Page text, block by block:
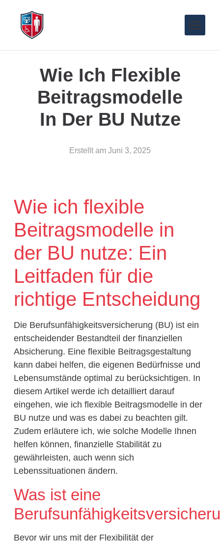
Wie Ich Flexible
Beitragsmodelle
In Der BU Nutze
Erstellt am Juni 3, 2025
Wie ich flexible
Beitragsmodelle in
der BU nutze: Ein
Leitfaden für die
richtige Entscheidung
Die Berufsunfähigkeitsversicherung (BU) ist ein
entscheidender Bestandteil der finanziellen
Absicherung. Eine flexible Beitragsgestaltung
kann dabei helfen, die eigenen Bedürfnisse und
Lebensumstände optimal zu berücksichtigen. In
diesem Artikel werde ich detailliert darauf
eingehen, wie ich flexible Beitragsmodelle in der
BU nutze und was es dabei zu beachten gilt.
Zudem erläutere ich, wie solche Modelle Ihnen
helfen können, finanzielle Stabilität zu
gewährleisten, auch wenn sich
Lebenssituationen ändern.
Was ist eine
Bevor wir uns mit der Flexibilität der